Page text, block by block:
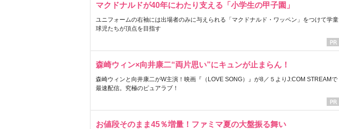
マクドナルドが40年にわたり支える「小学生の甲子園」
ユニフォームの右袖には出場者のみに与えられる「マクドナルド・ワッペン」をつけて学童
球児たちが頂点を目指す
森崎ウィン×向井康二“両片思い”にキュンが止まらん！
森崎ウィンと向井康二がW主演！映画『（LOVE SONG）』が8／５よりJ:COM STREAMで
最速配信。究極のピュアラブ！
お値段そのまま45％増量！ファミマ夏の大盤振る舞い